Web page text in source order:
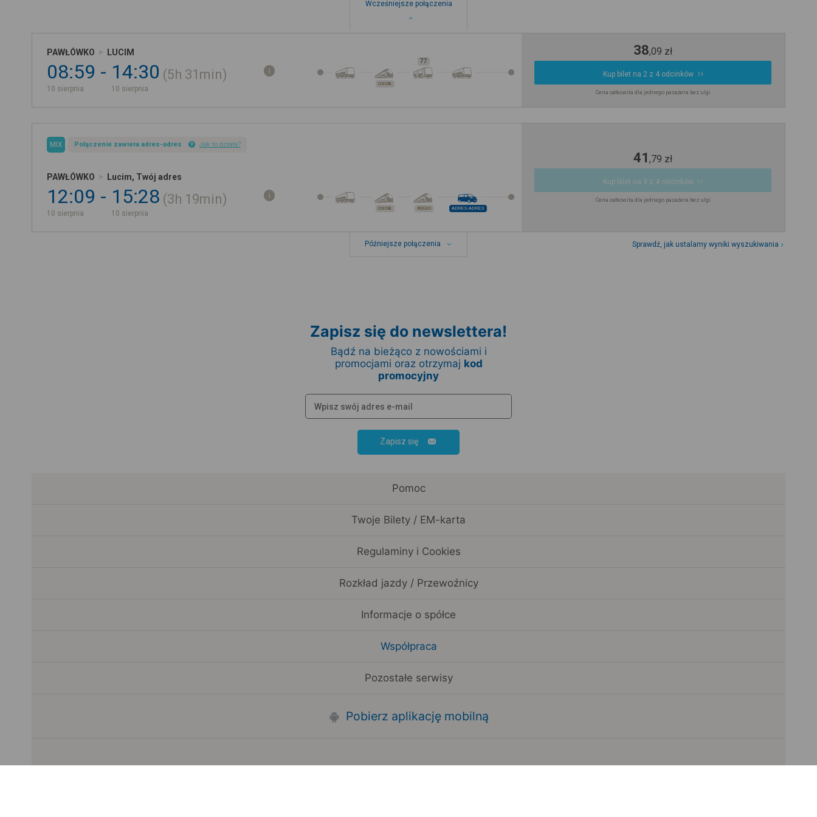
Wcześniejsze połączenia
PAWŁÓWKO LUCIM
08:59
10 sierpnia
14:30
10 sierpnia
5h 31min
OSOB.
77
38,09 zł
Kup bilet na 2 z 4 odcinków
Cena całkowita dla jednego pasażera bez ulgi
MIX Połączenie zawiera adres-adres Jak to działa?
PAWŁÓWKO Lucim, Twój adres
12:09
10 sierpnia
15:28
10 sierpnia
3h 19min
OSOB. REGIO ADRES-ADRES
41,79 zł
Kup bilet na 3 z 4 odcinków
Cena całkowita dla jednego pasażera bez ulgi
Późniejsze połączenia Sprawdź, jak ustalamy wyniki wyszukiwania
Zapisz się do newslettera!
Bądź na bieżąco z nowościami i
promocjami oraz otrzymaj kod
promocyjny
Zapisz się
Pomoc
Twoje Bilety / EM-karta
Regulaminy i Cookies
Rozkład jazdy / Przewoźnicy
Informacje o spółce
Współpraca
Pozostałe serwisy
Pobierz aplikację mobilną